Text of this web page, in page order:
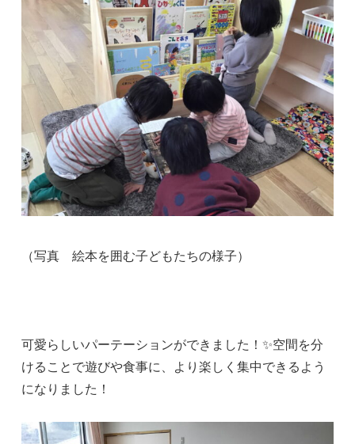
（写真 絵本を囲む子どもたちの様子）
可愛らしいパーテーションができました！✨空間を分
けることで遊びや食事に、より楽しく集中できるよう
になりました！